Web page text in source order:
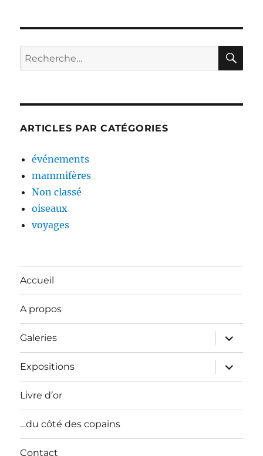
Recherche
pour :
ARTICLES PAR CATÉGORIES
événements
mammifères
Non classé
oiseaux
voyages
Accueil
A propos
Galeries
ouvrir
le
sous-
menu
Expositions
ouvrir
le
sous-
Livre d’or
…du côté des copains
Contact